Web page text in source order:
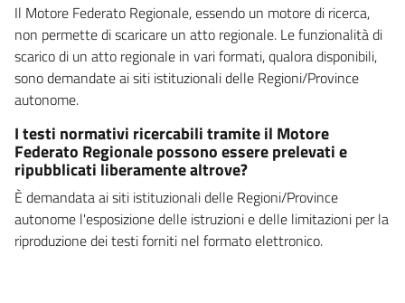
Il Motore Federato Regionale, essendo un motore di ricerca,
non permette di scaricare un atto regionale. Le funzionalità di
scarico di un atto regionale in vari formati, qualora disponibili,
sono demandate ai siti istituzionali delle Regioni/Province
autonome.
I testi normativi ricercabili tramite il Motore
Federato Regionale possono essere prelevati e
ripubblicati liberamente altrove?
È demandata ai siti istituzionali delle Regioni/Province
autonome l'esposizione delle istruzioni e delle limitazioni per la
riproduzione dei testi forniti nel formato elettronico.